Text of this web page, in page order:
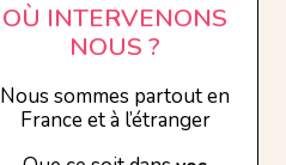
OÙ INTERVENONS
NOUS ?
Nous sommes partout en
France et à l’étranger